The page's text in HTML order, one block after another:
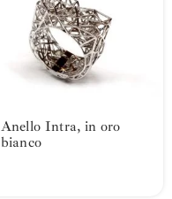
Anello Intra, in oro
bianco